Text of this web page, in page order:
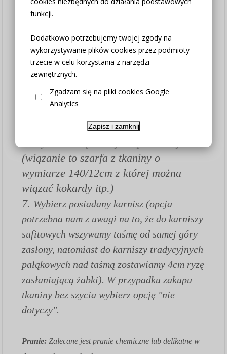
funkcji.
Dodatkowo potrzebujemy twojej zgody na
wykorzystywanie plików cookies przez podmioty
trzecie w celu korzystania z narzędzi
zewnętrznych.
Zgadzam się na pliki cookies Google
Analytics
Zapisz i zamknij
wybranym wymiarze (w opcji "Zasłona na
metry bez szycia" wszystkie poniższe
pozostałe parametry ustaw "nie dotyczy")
2. Szerokość standardowa 130cm
3. Wybierz potrzebną wysokość
4. Wybierz metodę zawieszenia (w
przypadku zakupu samej tkaniny bez szycia
5. Wybierz kolor
(wiązanie to szarfa z tkaniny o
wymiarze 140/12cm z której można
wiązać kokardy itp.)
7. Wybierz posiadany karnisz (opcja
potrzebna nam z uwagi na to, że do karniszy
sufitowych wszywamy taśmę od samej góry
zasłony, natomiast do karniszy tradycyjnych
pałąkowych nad taśmą zostawiamy 4cm ryzę
zasłaniającą żabki). W przypadku zakupu
tkaniny bez szycia wybierz opcję "nie
dotyczy".
Pranie: Zalecane jest pranie chemiczne lub delikatne w